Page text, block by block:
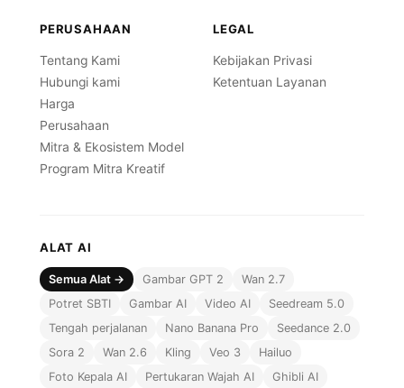
PERUSAHAAN
Tentang Kami
Hubungi kami
Harga
Perusahaan
Mitra & Ekosistem Model
Program Mitra Kreatif
LEGAL
Kebijakan Privasi
Ketentuan Layanan
ALAT AI
Semua Alat → Gambar GPT 2
Wan 2.7
Potret SBTI
Gambar AI Video AI
Seedream 5.0
Tengah perjalanan
Nano Banana Pro
Seedance 2.0
Sora 2
Wan 2.6 Kling Veo 3
Hailuo
Foto Kepala AI
Pertukaran Wajah AI
Ghibli AI